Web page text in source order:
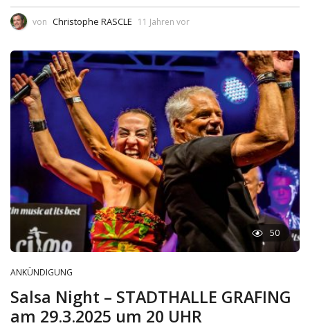
von Christophe RASCLE 11 Jahren vor
50
ANKÜNDIGUNG
Salsa Night – STADTHALLE GRAFING
am 29.3.2025 um 20 UHR